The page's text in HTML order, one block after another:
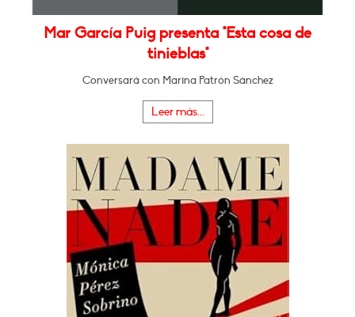
Mar García Puig presenta "Esta cosa de
tinieblas"
Conversará con Marina Patrón Sánchez
Leer más...